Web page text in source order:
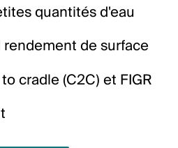
quantités d'eau
de surface
cradle (C2C) et FIGR